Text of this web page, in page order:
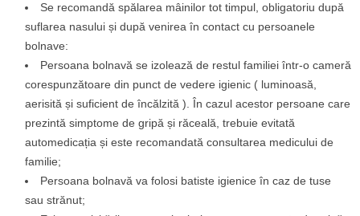
Se recomandă spălarea mâinilor tot timpul, obligatoriu după
suflarea nasului și după venirea în contact cu persoanele
bolnave:
Persoana bolnavă se izolează de restul familiei într-o cameră
corespunzătoare din punct de vedere igienic ( luminoasă,
aerisită și suficient de încălzită ). În cazul acestor persoane care
prezintă simptome de gripă și răceală, trebuie evitată
automedicația și este recomandată consultarea medicului de
familie;
Persoana bolnavă va folosi batiste igienice în caz de tuse
sau strănut;